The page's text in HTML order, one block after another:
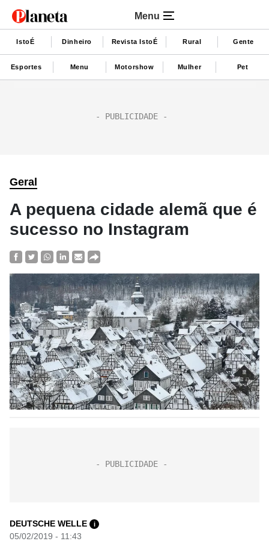
Menu
IstoÉ Dinheiro Revista IstoÉ Rural Gente
Esportes Menu Motorshow Mulher Pet
Geral
A pequena cidade alemã que é
sucesso no Instagram
DEUTSCHE WELLE i
05/02/2019 - 11:43